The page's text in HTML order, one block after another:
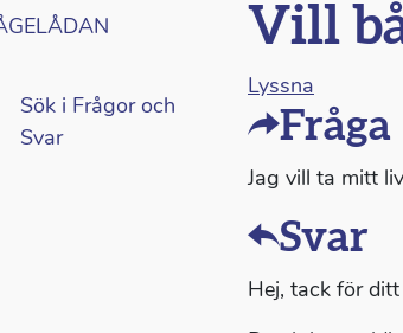
Sök i Frågor och
Svar
Vill
Lyssna
Fråga
Jag vill ta mitt
Svar
Hej, tack för ditt